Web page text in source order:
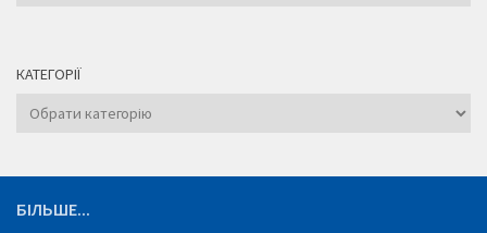
КАТЕГОРІЇ
Категорії
БІЛЬШЕ...